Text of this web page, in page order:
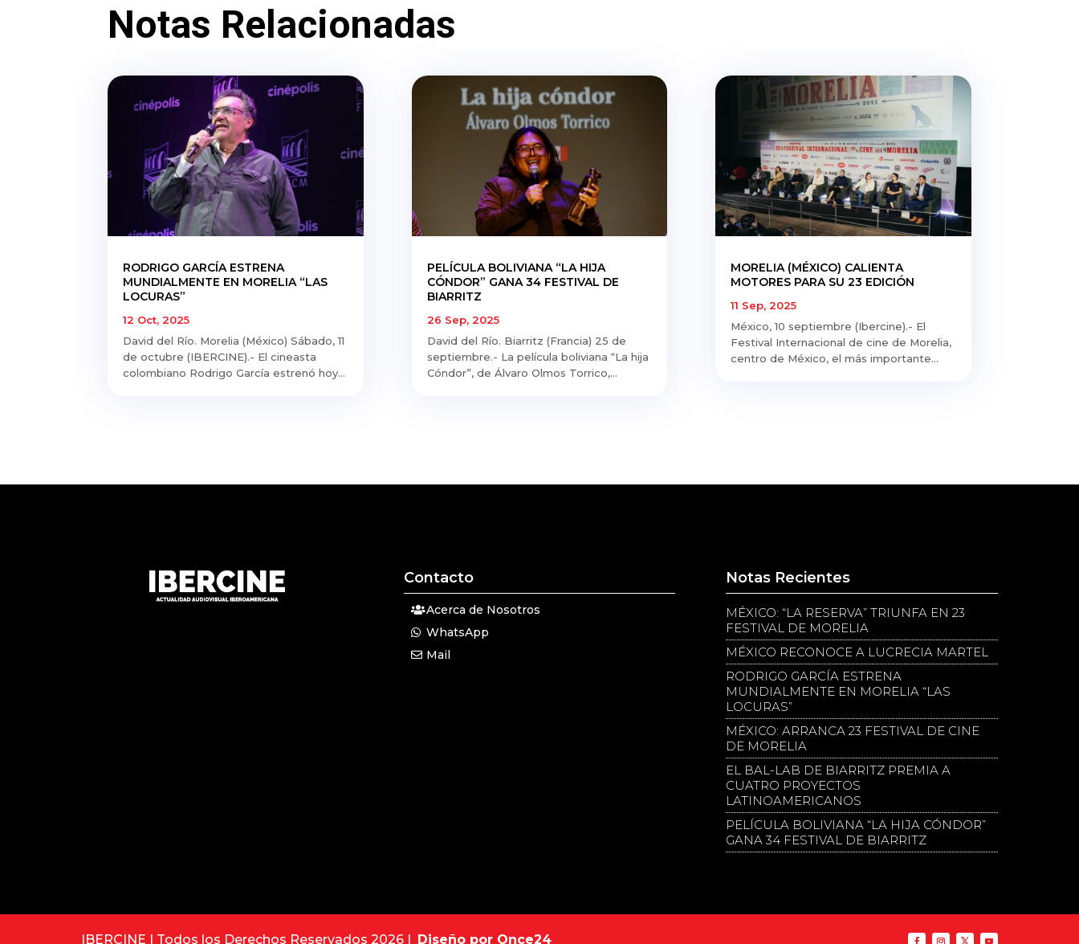
Notas Relacionadas
RODRIGO GARCÍA ESTRENA
MUNDIALMENTE EN MORELIA “LAS
LOCURAS”
12 Oct, 2025
David del Río. Morelia (México) Sábado, 11
de octubre (IBERCINE).- El cineasta
colombiano Rodrigo García estrenó hoy...
PELÍCULA BOLIVIANA “LA HIJA
CÓNDOR” GANA 34 FESTIVAL DE
BIARRITZ
26 Sep, 2025
David del Río. Biarritz (Francia) 25 de
septiembre.- La película boliviana “La hija
Cóndor”, de Álvaro Olmos Torrico,...
MORELIA (MÉXICO) CALIENTA
MOTORES PARA SU 23 EDICIÓN
11 Sep, 2025
México, 10 septiembre (Ibercine).- El
Festival Internacional de cine de Morelia,
centro de México, el más importante...
Contacto
Acerca de Nosotros
WhatsApp
Mail
Notas Recientes
MÉXICO: “LA RESERVA” TRIUNFA EN 23
FESTIVAL DE MORELIA
MÉXICO RECONOCE A LUCRECIA MARTEL
RODRIGO GARCÍA ESTRENA
MUNDIALMENTE EN MORELIA “LAS
LOCURAS”
MÉXICO: ARRANCA 23 FESTIVAL DE CINE
DE MORELIA
EL BAL-LAB DE BIARRITZ PREMIA A
CUATRO PROYECTOS
LATINOAMERICANOS
PELÍCULA BOLIVIANA “LA HIJA CÓNDOR”
GANA 34 FESTIVAL DE BIARRITZ
IBERCINE | Todos los Derechos Reservados 2026 | Diseño por Once24